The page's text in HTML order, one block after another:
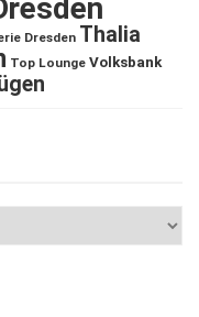
Dresden Thalia
Top Lounge Volksbank